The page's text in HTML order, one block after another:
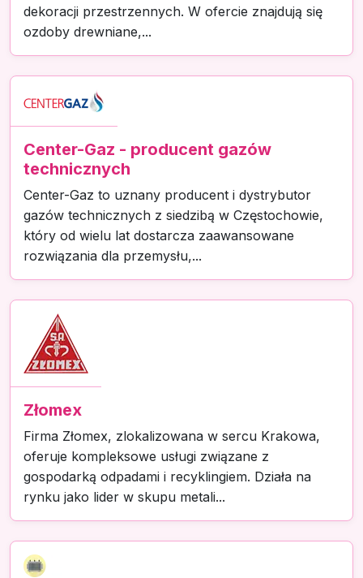
dekoracji przestrzennych. W ofercie znajdują się
ozdoby drewniane,...
Center-Gaz - producent gazów
technicznych
Center-Gaz to uznany producent i dystrybutor
gazów technicznych z siedzibą w Częstochowie,
który od wielu lat dostarcza zaawansowane
rozwiązania dla przemysłu,...
Złomex
Firma Złomex, zlokalizowana w sercu Krakowa,
oferuje kompleksowe usługi związane z
gospodarką odpadami i recyklingiem. Działa na
rynku jako lider w skupu metali...